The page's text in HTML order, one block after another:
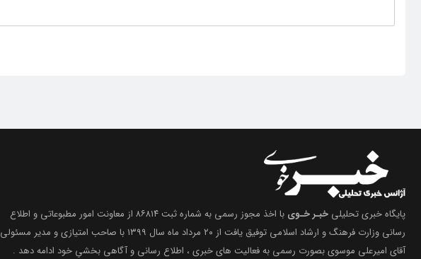
پایگاه خبری تحلیلی خبـر خـوی
با اخذ مجوز رسمی به شماره ثبت ۸۶۸۱۴ از معاونت امور مطبوعاتی و اطلاع
رسانی وزارت فرهنگ و ارشاد اسلامی توفیق یافت از ۲۰ مرداد ماه سال ۱۳۹۹ با صاحب امتیازی و مدیر مسئولی
آقای امیرعلی موسوی بصورت رسمی به فعالیت های خبری ، اطلاع رسانی و آگاهی بخشیِ خود ادامه دهد .